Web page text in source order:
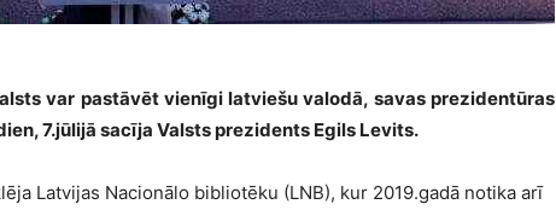
var pastāvēt vienīgi latviešu valodā, savas prezidentūras
7.jūlijā sacīja Valsts prezidents Egils Levits.
Latvijas Nacionālo bibliotēku (LNB), kur 2019.gadā notika arī